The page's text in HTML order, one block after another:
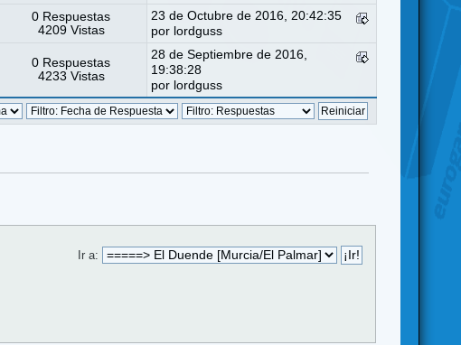
0 Respuestas
4209 Vistas
23 de Octubre de 2016, 20:42:35
por lordguss
0 Respuestas
4233 Vistas
28 de Septiembre de 2016,
19:38:28
por lordguss
Ir a: